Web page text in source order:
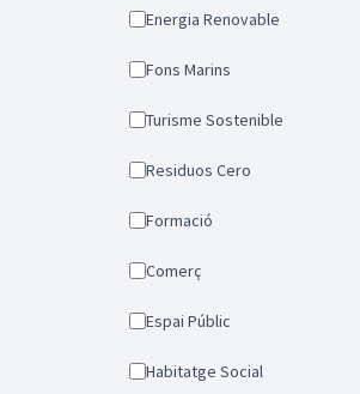
Energia Renovable
Fons Marins
Turisme Sostenible
Residuos Cero
Formació
Comerç
Espai Públic
Habitatge Social